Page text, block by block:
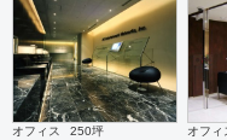
オフィス 250坪 オフィ